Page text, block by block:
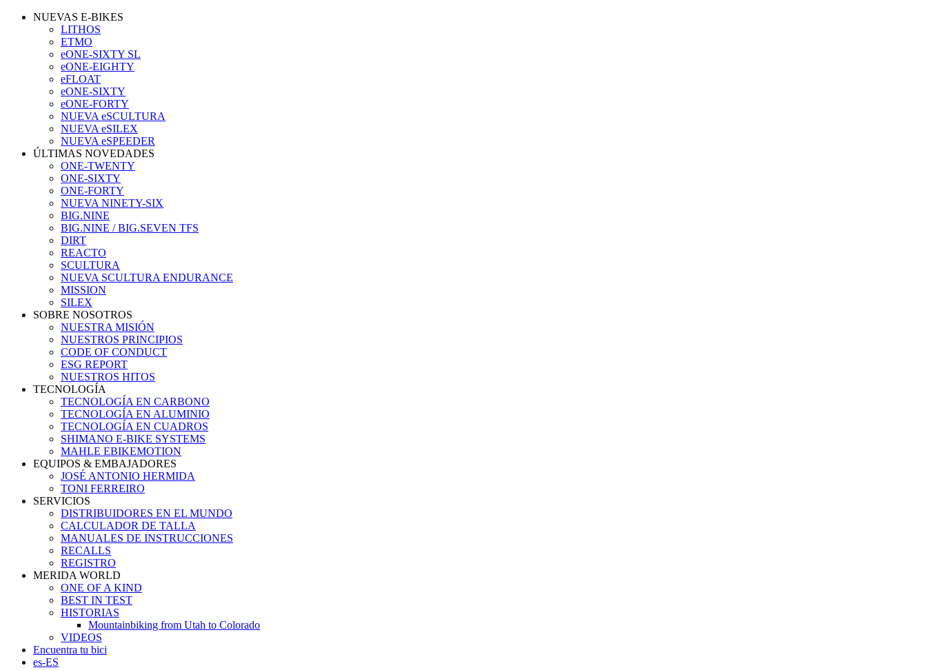
NUEVAS E-BIKES
LITHOS
ETMO
eONE-SIXTY SL
eONE-EIGHTY
eFLOAT
eONE-SIXTY
eONE-FORTY
NUEVA eSCULTURA
NUEVA eSILEX
NUEVA eSPEEDER
ÚLTIMAS NOVEDADES
ONE-TWENTY
ONE-SIXTY
ONE-FORTY
NUEVA NINETY-SIX
BIG.NINE
BIG.NINE / BIG.SEVEN TFS
DIRT
REACTO
SCULTURA
NUEVA SCULTURA ENDURANCE
MISSION
SILEX
SOBRE NOSOTROS
NUESTRA MISIÓN
NUESTROS PRINCIPIOS
CODE OF CONDUCT
ESG REPORT
NUESTROS HITOS
TECNOLOGÍA
TECNOLOGÍA EN CARBONO
TECNOLOGÍA EN ALUMINIO
TECNOLOGÍA EN CUADROS
SHIMANO E-BIKE SYSTEMS
MAHLE EBIKEMOTION
EQUIPOS & EMBAJADORES
JOSÉ ANTONIO HERMIDA
TONI FERREIRO
SERVICIOS
DISTRIBUIDORES EN EL MUNDO
CALCULADOR DE TALLA
MANUALES DE INSTRUCCIONES
RECALLS
REGISTRO
MERIDA WORLD
ONE OF A KIND
BEST IN TEST
HISTORIAS
Mountainbiking from Utah to Colorado
VIDEOS
Encuentra tu bici
es-ES